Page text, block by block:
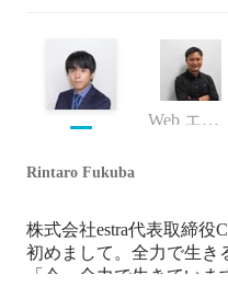
Web エンジニア
Rintaro Fukuba
株式会社estra代表取締役
初めまして。全力で生き
「今、全力で生きていま